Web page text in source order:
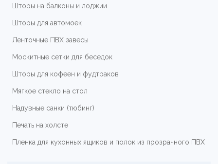
Шторы на балконы и лоджии
Шторы для автомоек
Ленточные ПВХ завесы
Москитные сетки для беседок
Шторы для кофеен и фудтраков
Мягкое стекло на стол
Надувные санки (тюбинг)
Печать на холсте
Пленка для кухонных ящиков и полок из прозрачного ПВХ